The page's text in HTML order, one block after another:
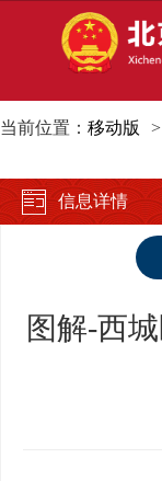
当前位置： 移动版 >
信息详情
图解-西